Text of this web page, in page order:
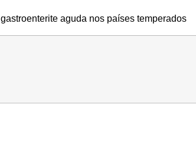
aguda nos países temperados